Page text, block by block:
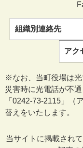
組織別連絡先
アク
※なお、当町役場は
災害時に光電話が不
「0242-73-2115」（
替えをいたします。
当サイトに掲載され